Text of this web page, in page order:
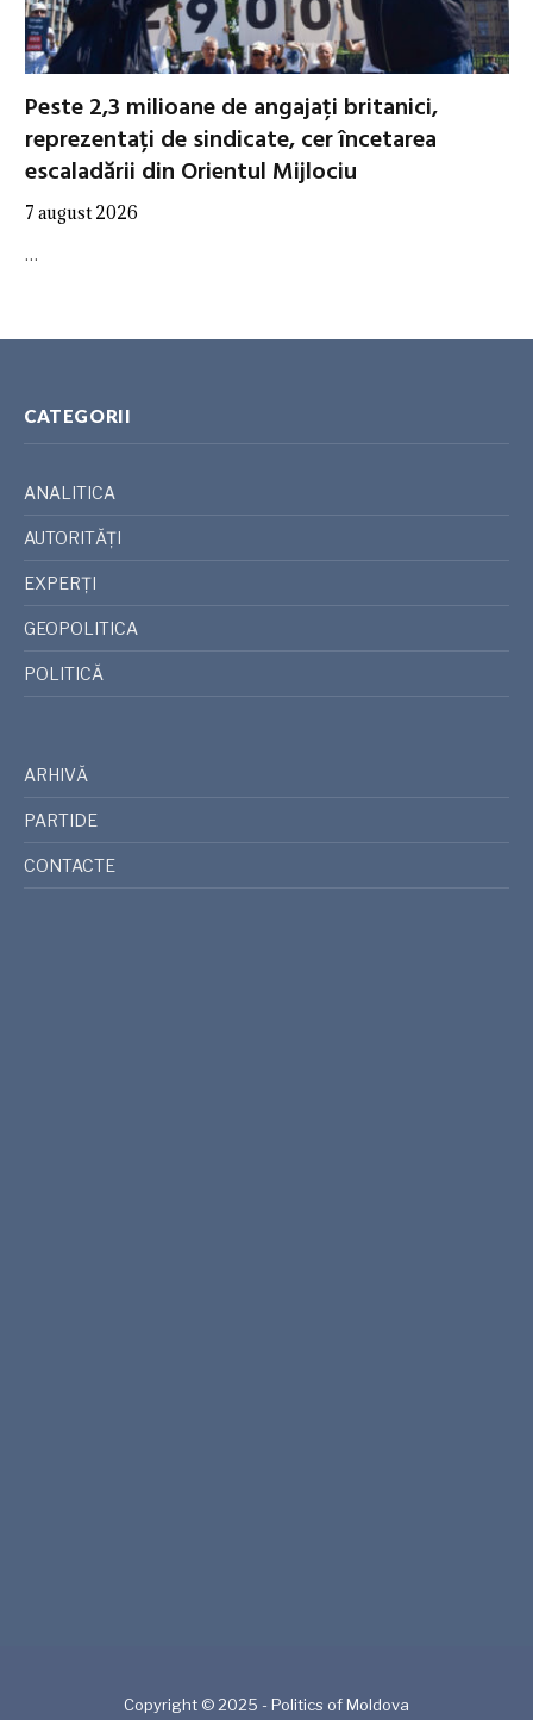
Peste 2,3 milioane de angajați britanici,
reprezentați de sindicate, cer încetarea
escaladării din Orientul Mijlociu
7 august 2026
…
CATEGORII
ANALITICA
AUTORITĂȚI
EXPERȚI
GEOPOLITICA
POLITICĂ
ARHIVĂ
PARTIDE
CONTACTE
Copyright © 2025 - Politics of Moldova